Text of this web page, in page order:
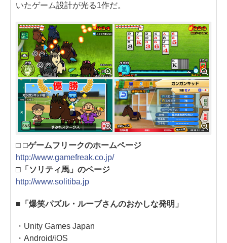
いたゲーム設計が光る1作だ。
□ □ゲームフリークのホームページ
http://www.gamefreak.co.jp/
□「ソリティ馬」のページ
http://www.solitiba.jp
■「爆笑パズル・ルーブさんのおかしな発明」
・Unity Games Japan
・Android/iOS